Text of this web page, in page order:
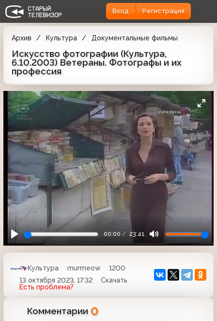
Вход Регистрация
Архив Культура Документальные фильмы
Искусство фотографии (Культура,
6.10.2003) Ветераны. Фотографы и их
профессия
00:00 23:41
Культура murmeow
1200
13 октября 2023, 17:32
Скачать
Есть проблема?
Комментарии 0